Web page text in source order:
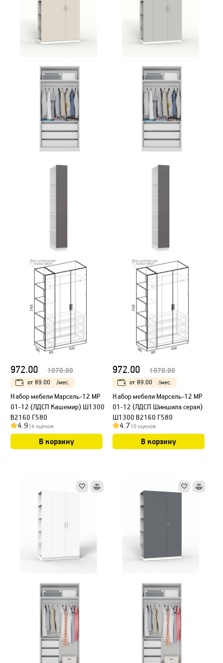
972.00 1070.00
от 89.00 /мес.
Набор мебели Марсель-12 МР
01-12 (ЛДСП Кашемир) Ш1300
В2160 Г580
4.914 оценок
В корзину
972.00 1070.00
от 89.00 /мес.
Набор мебели Марсель-12 МР
01-12 (ЛДСП Шиншила серая)
Ш1300 В2160 Г580
4.710 оценок
В корзину